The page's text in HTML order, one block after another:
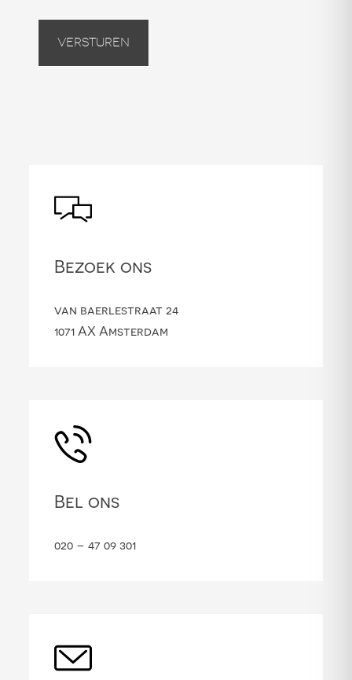
Versturen
Bezoek ons
van baerlestraat 24
1071 AX Amsterdam
Bel ons
020 – 47 09 301